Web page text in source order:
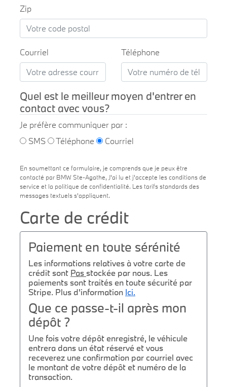
Zip
Courriel Téléphone
Quel est le meilleur moyen d'entrer en
contact avec vous?
Je préfère communiquer par :
SMS
Téléphone Courriel
En soumettant ce formulaire, je comprends que je peux être
contacté par BMW Ste-Agathe, J'ai lu et j'accepte les conditions de
service et la politique de confidentialité. Les tarifs standards des
messages textuels s'appliquent.
Carte de crédit
Paiement en toute sérénité
Les informations relatives à votre carte de
crédit sont Pas stockée par nous. Les
paiements sont traités en toute sécurité par
Stripe. Plus d'information Ici.
Que ce passe-t-il après mon
dépôt ?
Une fois votre dépôt enregistré, le véhicule
entrera dans un état réservé et vous
receverez une confirmation par courriel avec
le montant de votre dépôt et numéro de la
transaction.